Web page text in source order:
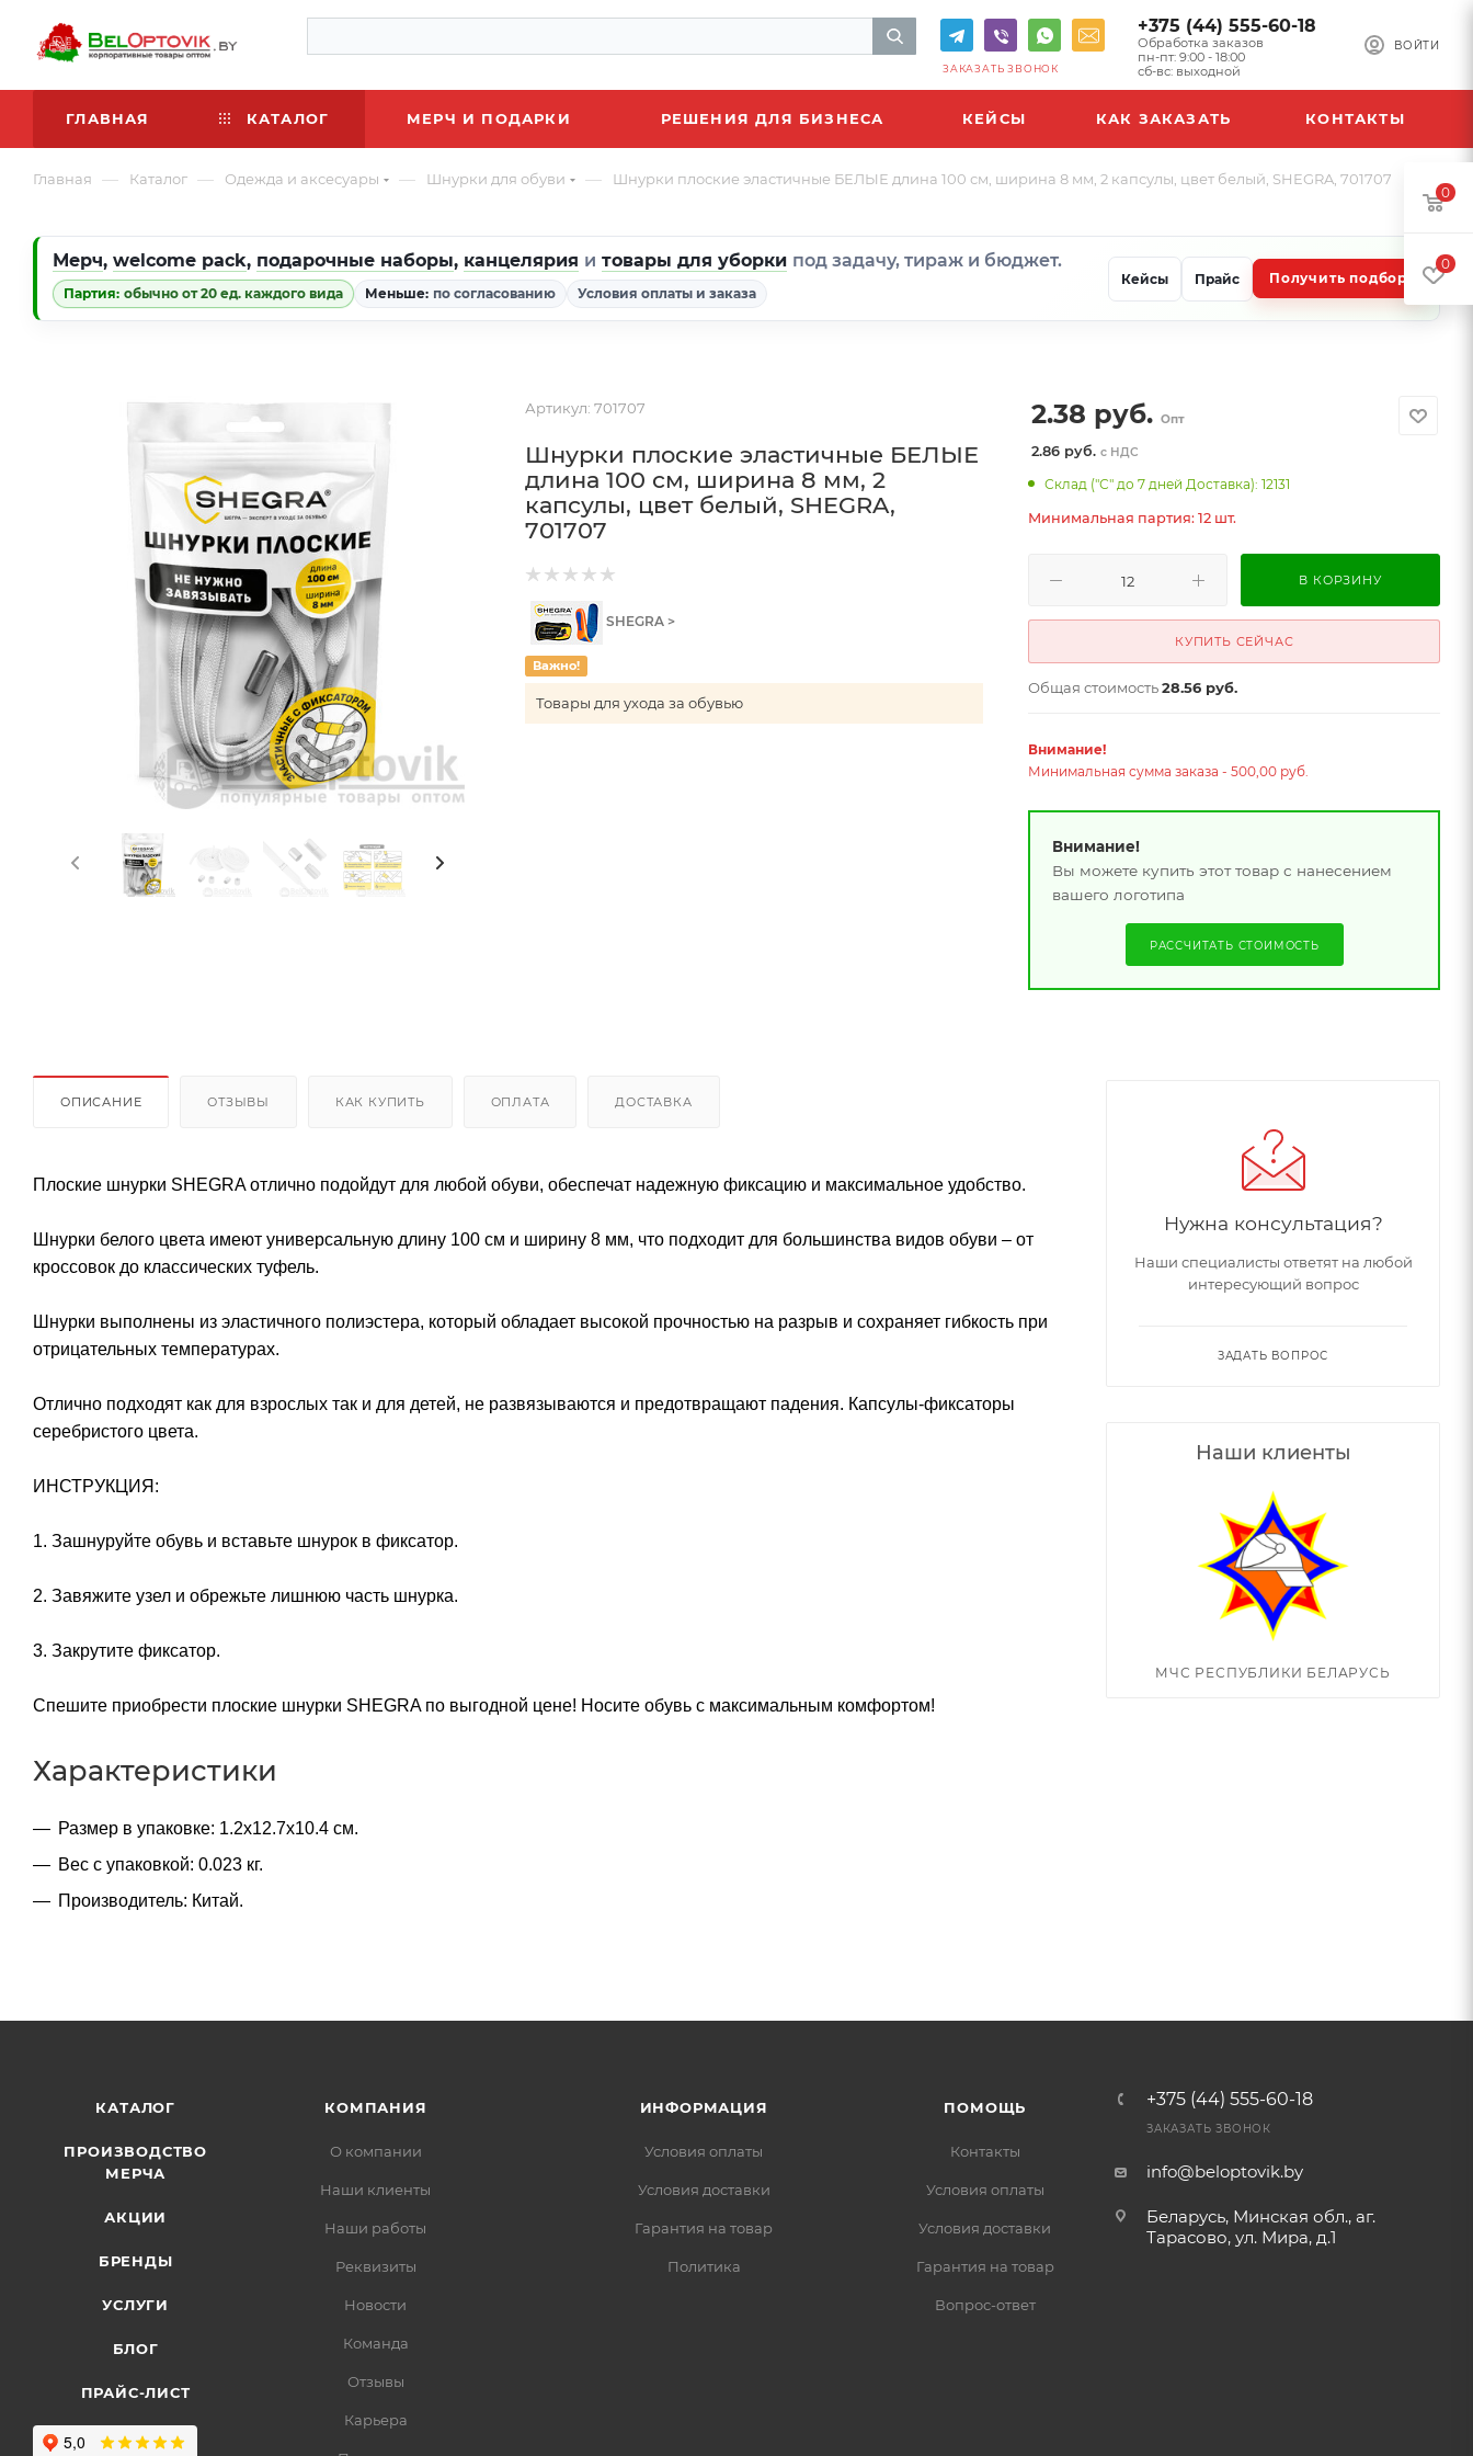
ВОЙТИ
+375 (44) 555-60-18
Обработка заказов
пн-пт: 9:00 - 18:00
сб-вс: выходной
ЗАКАЗАТЬ ЗВОНОК
ГЛАВНАЯ КАТАЛОГ МЕРЧ И ПОДАРКИ РЕШЕНИЯ ДЛЯ БИЗНЕСА КЕЙСЫ КАК ЗАКАЗАТЬ КОНТАКТЫ
Главная — Каталог — Одежда и аксесуары — Шнурки для обуви — Шнурки плоские эластичные БЕЛЫЕ длина 100 см, ширина 8 мм, 2 капсулы, цвет белый, SHEGRA, 701707
Мерч, welcome pack, подарочные наборы, канцелярия и товары для уборки под задачу, тираж и бюджет.
Партия: обычно от 20 ед. каждого вида Меньше: по согласованию Условия оплаты и заказа
Кейсы Прайс Получить подбор
Артикул: 701707
Шнурки плоские эластичные БЕЛЫЕ
длина 100 см, ширина 8 мм, 2
капсулы, цвет белый, SHEGRA,
701707
SHEGRA >
Важно!
Товары для ухода за обувью
2.38 руб. Опт
2.86 руб.с НДС
Склад ("С" до 7 дней Доставка): 12131
Минимальная партия: 12 шт.
В КОРЗИНУ
КУПИТЬ СЕЙЧАС
Общая стоимость28.56 руб.
Внимание!
Минимальная сумма заказа - 500,00 руб.
Внимание!
Вы можете купить этот товар с нанесением
вашего логотипа
РАССЧИТАТЬ СТОИМОСТЬ
ОПИСАНИЕ ОТЗЫВЫ КАК КУПИТЬ ОПЛАТА ДОСТАВКА
Плоские шнурки SHEGRA отлично подойдут для любой обуви, обеспечат надежную фиксацию и максимальное удобство.
Шнурки белого цвета имеют универсальную длину 100 см и ширину 8 мм, что подходит для большинства видов обуви – от
кроссовок до классических туфель.
Шнурки выполнены из эластичного полиэстера, который обладает высокой прочностью на разрыв и сохраняет гибкость при
отрицательных температурах.
Отлично подходят как для взрослых так и для детей, не развязываются и предотвращают падения. Капсулы-фиксаторы
серебристого цвета.
ИНСТРУКЦИЯ:
1. Зашнуруйте обувь и вставьте шнурок в фиксатор.
2. Завяжите узел и обрежьте лишнюю часть шнурка.
3. Закрутите фиксатор.
Спешите приобрести плоские шнурки SHEGRA по выгодной цене! Носите обувь с максимальным комфортом!
Характеристики
Размер в упаковке: 1.2x12.7x10.4 см.
Вес с упаковкой: 0.023 кг.
Производитель: Китай.
Нужна консультация?
Наши специалисты ответят на любой
интересующий вопрос
ЗАДАТЬ ВОПРОС
Наши клиенты
МЧС РЕСПУБЛИКИ БЕЛАРУСЬ
КАТАЛОГ
ПРОИЗВОДСТВО
МЕРЧА
АКЦИИ
БРЕНДЫ
УСЛУГИ
БЛОГ
ПРАЙС-ЛИСТ
КОМПАНИЯ
О компании
Наши клиенты
Наши работы
Реквизиты
Новости
Команда
Отзывы
Карьера
ИНФОРМАЦИЯ
Условия оплаты
Условия доставки
Гарантия на товар
Политика
ПОМОЩЬ
Контакты
Условия оплаты
Условия доставки
Гарантия на товар
Вопрос-ответ
+375 (44) 555-60-18
ЗАКАЗАТЬ ЗВОНОК
info@beloptovik.by
Беларусь, Минская обл., аг.
Тарасово, ул. Мира, д.1
0
0